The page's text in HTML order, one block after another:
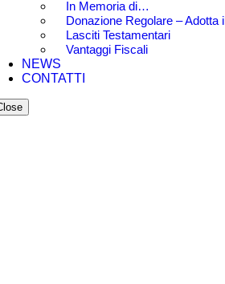
In Memoria di…
Donazione Regolare – Adotta
Lasciti Testamentari
Vantaggi Fiscali
NEWS
CONTATTI